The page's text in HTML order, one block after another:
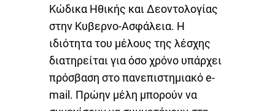
Κώδικα Ηθικής και Δεοντολογίας
στην Κυβερνο-Ασφάλεια. Η
ιδιότητα του μέλους της λέσχης
διατηρείται για όσο χρόνο υπάρχει
πρόσβαση στο πανεπιστημιακό e-
mail. Πρώην μέλη μπορούν να